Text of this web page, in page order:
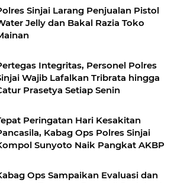
Sinjai Larang Penjualan Pistol
Jelly dan Bakal Razia Toko
Integritas, Personel Polres
Wajib Lafalkan Tribrata hingga
Prasetya Setiap Senin
Peringatan Hari Kesakitan
Kabag Ops Polres Sinjai
Sunyoto Naik Pangkat AKBP
Ops Sampaikan Evaluasi dan